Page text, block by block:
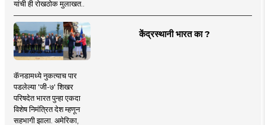
यांची ही रोखठोक मुलाखत..
केंद्रस्थानी भारत का ?
कॅनडामध्ये नुकत्याच पार
पडलेल्या 'जी-७' शिखर
परिषदेत भारत पुन्हा एकदा
विशेष निमंत्रित देश म्हणून
सहभागी झाला. अमेरिका,